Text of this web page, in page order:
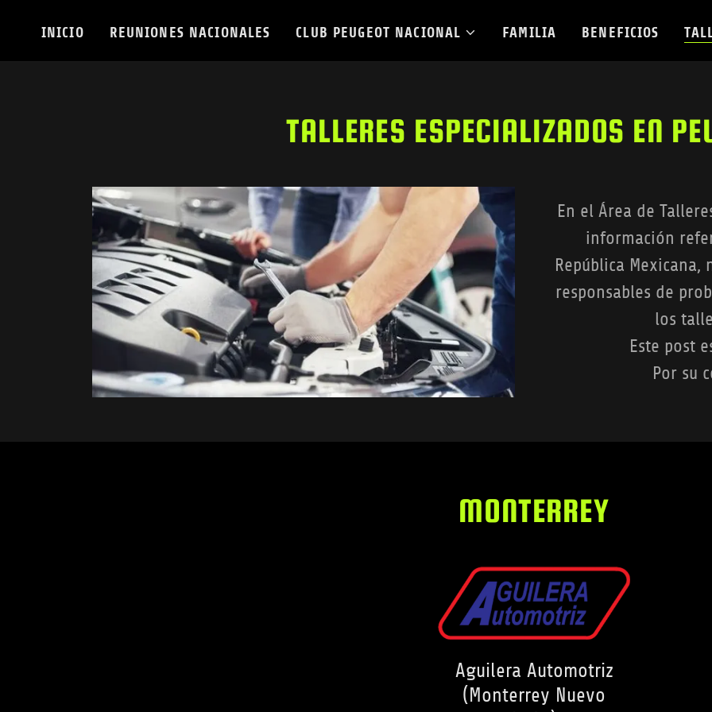
INICIO REUNIONES NACIONALES CLUB PEUGEOT NACIONAL FAMILIA BENEFICIOS
TALLERES ESPECIALIZADOS EN
En el Área de
información
República Mexicana,
responsables de
los
Este post
Por su
MONTERREY
Aguilera Automotriz
(Monterrey Nuevo